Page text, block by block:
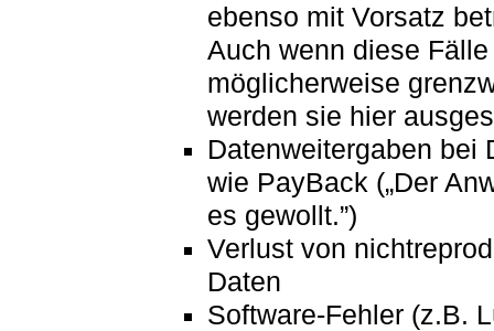
ebenso mit Vorsatz
Auch wenn diese Fälle
möglicherweise
werden sie hier
Datenweitergaben bei
wie PayBack („Der
es gewollt.”)
Verlust von
Daten
Software-Fehler (z.B.